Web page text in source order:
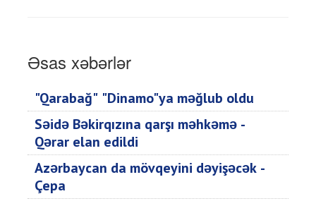
Əsas xəbərlər
"Qarabağ" "Dinamo"ya məğlub oldu
Səidə Bəkirqızına qarşı məhkəmə -
Qərar elan edildi
Azərbaycan da mövqeyini dəyişəcək -
Çepa